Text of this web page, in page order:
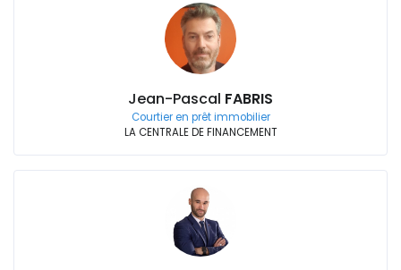
Jean-Pascal FABRIS
Courtier en prêt immobilier
LA CENTRALE DE FINANCEMENT